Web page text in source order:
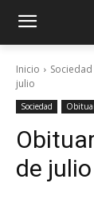
Inicio Sociedad
julio
Sociedad
de julio